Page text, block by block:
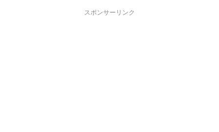
スポンサーリンク